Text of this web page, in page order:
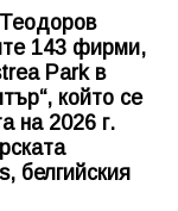
143 фирми,
Park в
който се
на 2026 г.
белгийския